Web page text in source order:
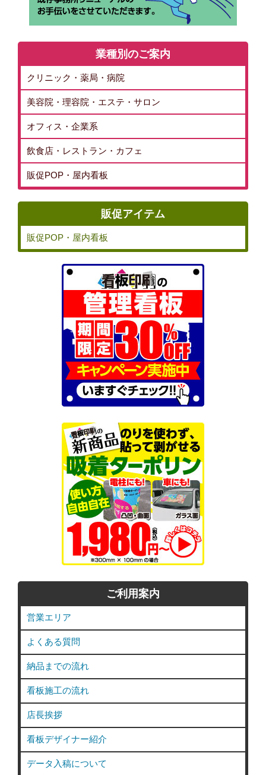
業種別のご案内
クリニック・薬局・病院
美容院・理容院・エステ・サロン
オフィス・企業系
飲食店・レストラン・カフェ
販促POP・屋内看板
販促アイテム
販促POP・屋内看板
ご利用案内
営業エリア
よくある質問
納品までの流れ
看板施工の流れ
店長挨拶
看板デザイナー紹介
データ入稿について